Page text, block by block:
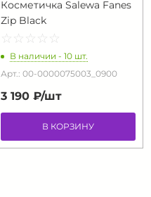
Косметичка Salewa Fanes
Zip Black
☆ ☆ ☆ ☆ ☆
★ ★ ★ ★ ★
В наличии - 10 шт.
Арт.: 00-0000075003_0900
3 190 ₽/шт
В КОРЗИНУ